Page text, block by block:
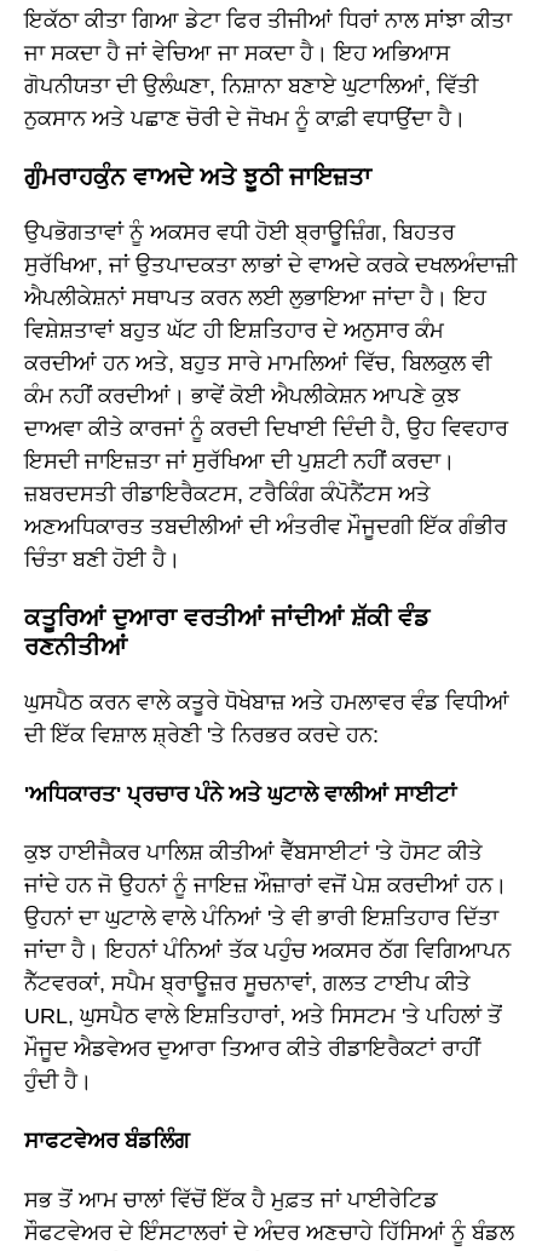
ਇਕੱਠਾ ਕੀਤਾ ਗਿਆ ਡੇਟਾ ਫਿਰ ਤੀਜੀਆਂ ਧਿਰਾਂ ਨਾਲ ਸਾਂਝਾ ਕੀਤਾ
ਜਾ ਸਕਦਾ ਹੈ ਜਾਂ ਵੇਚਿਆ ਜਾ ਸਕਦਾ ਹੈ। ਇਹ ਅਭਿਆਸ
ਗੋਪਨੀਯਤਾ ਦੀ ਉਲੰਘਣਾ, ਨਿਸ਼ਾਨਾ ਬਣਾਏ ਘੁਟਾਲਿਆਂ, ਵਿੱਤੀ
ਨੁਕਸਾਨ ਅਤੇ ਪਛਾਣ ਚੋਰੀ ਦੇ ਜੋਖਮ ਨੂੰ ਕਾਫ਼ੀ ਵਧਾਉਂਦਾ ਹੈ।
ਗੁੰਮਰਾਹਕੁੰਨ ਵਾਅਦੇ ਅਤੇ ਝੂਠੀ ਜਾਇਜ਼ਤਾ
ਉਪਭੋਗਤਾਵਾਂ ਨੂੰ ਅਕਸਰ ਵਧੀ ਹੋਈ ਬ੍ਰਾਊਜ਼ਿੰਗ, ਬਿਹਤਰ
ਸੁਰੱਖਿਆ, ਜਾਂ ਉਤਪਾਦਕਤਾ ਲਾਭਾਂ ਦੇ ਵਾਅਦੇ ਕਰਕੇ ਦਖਲਅੰਦਾਜ਼ੀ
ਐਪਲੀਕੇਸ਼ਨਾਂ ਸਥਾਪਤ ਕਰਨ ਲਈ ਲੁਭਾਇਆ ਜਾਂਦਾ ਹੈ। ਇਹ
ਵਿਸ਼ੇਸ਼ਤਾਵਾਂ ਬਹੁਤ ਘੱਟ ਹੀ ਇਸ਼ਤਿਹਾਰ ਦੇ ਅਨੁਸਾਰ ਕੰਮ
ਕਰਦੀਆਂ ਹਨ ਅਤੇ, ਬਹੁਤ ਸਾਰੇ ਮਾਮਲਿਆਂ ਵਿੱਚ, ਬਿਲਕੁਲ ਵੀ
ਕੰਮ ਨਹੀਂ ਕਰਦੀਆਂ। ਭਾਵੇਂ ਕੋਈ ਐਪਲੀਕੇਸ਼ਨ ਆਪਣੇ ਕੁਝ
ਦਾਅਵਾ ਕੀਤੇ ਕਾਰਜਾਂ ਨੂੰ ਕਰਦੀ ਦਿਖਾਈ ਦਿੰਦੀ ਹੈ, ਉਹ ਵਿਵਹਾਰ
ਇਸਦੀ ਜਾਇਜ਼ਤਾ ਜਾਂ ਸੁਰੱਖਿਆ ਦੀ ਪੁਸ਼ਟੀ ਨਹੀਂ ਕਰਦਾ।
ਜ਼ਬਰਦਸਤੀ ਰੀਡਾਇਰੈਕਟਸ, ਟਰੈਕਿੰਗ ਕੰਪੋਨੈਂਟਸ ਅਤੇ
ਅਣਅਧਿਕਾਰਤ ਤਬਦੀਲੀਆਂ ਦੀ ਅੰਤਰੀਵ ਮੌਜੂਦਗੀ ਇੱਕ ਗੰਭੀਰ
ਚਿੰਤਾ ਬਣੀ ਹੋਈ ਹੈ।
ਕਤੂਰਿਆਂ ਦੁਆਰਾ ਵਰਤੀਆਂ ਜਾਂਦੀਆਂ ਸ਼ੱਕੀ ਵੰਡ
ਰਣਨੀਤੀਆਂ
ਘੁਸਪੈਠ ਕਰਨ ਵਾਲੇ ਕਤੂਰੇ ਧੋਖੇਬਾਜ਼ ਅਤੇ ਹਮਲਾਵਰ ਵੰਡ ਵਿਧੀਆਂ
ਦੀ ਇੱਕ ਵਿਸ਼ਾਲ ਸ਼੍ਰੇਣੀ 'ਤੇ ਨਿਰਭਰ ਕਰਦੇ ਹਨ:
'ਅਧਿਕਾਰਤ' ਪ੍ਰਚਾਰ ਪੰਨੇ ਅਤੇ ਘੁਟਾਲੇ ਵਾਲੀਆਂ ਸਾਈਟਾਂ
ਕੁਝ ਹਾਈਜੈਕਰ ਪਾਲਿਸ਼ ਕੀਤੀਆਂ ਵੈੱਬਸਾਈਟਾਂ 'ਤੇ ਹੋਸਟ ਕੀਤੇ
ਜਾਂਦੇ ਹਨ ਜੋ ਉਹਨਾਂ ਨੂੰ ਜਾਇਜ਼ ਔਜ਼ਾਰਾਂ ਵਜੋਂ ਪੇਸ਼ ਕਰਦੀਆਂ ਹਨ।
ਉਹਨਾਂ ਦਾ ਘੁਟਾਲੇ ਵਾਲੇ ਪੰਨਿਆਂ 'ਤੇ ਵੀ ਭਾਰੀ ਇਸ਼ਤਿਹਾਰ ਦਿੱਤਾ
ਜਾਂਦਾ ਹੈ। ਇਹਨਾਂ ਪੰਨਿਆਂ ਤੱਕ ਪਹੁੰਚ ਅਕਸਰ ਠੱਗ ਵਿਗਿਆਪਨ
ਨੈੱਟਵਰਕਾਂ, ਸਪੈਮ ਬ੍ਰਾਊਜ਼ਰ ਸੂਚਨਾਵਾਂ, ਗਲਤ ਟਾਈਪ ਕੀਤੇ
URL, ਘੁਸਪੈਠ ਵਾਲੇ ਇਸ਼ਤਿਹਾਰਾਂ, ਅਤੇ ਸਿਸਟਮ 'ਤੇ ਪਹਿਲਾਂ ਤੋਂ
ਮੌਜੂਦ ਐਡਵੇਅਰ ਦੁਆਰਾ ਤਿਆਰ ਕੀਤੇ ਰੀਡਾਇਰੈਕਟਾਂ ਰਾਹੀਂ
ਹੁੰਦੀ ਹੈ।
ਸਾਫਟਵੇਅਰ ਬੰਡਲਿੰਗ
ਸਭ ਤੋਂ ਆਮ ਚਾਲਾਂ ਵਿੱਚੋਂ ਇੱਕ ਹੈ ਮੁਫ਼ਤ ਜਾਂ ਪਾਈਰੇਟਿਡ
ਸੌਫਟਵੇਅਰ ਦੇ ਇੰਸਟਾਲਰਾਂ ਦੇ ਅੰਦਰ ਅਣਚਾਹੇ ਹਿੱਸਿਆਂ ਨੂੰ ਬੰਡਲ